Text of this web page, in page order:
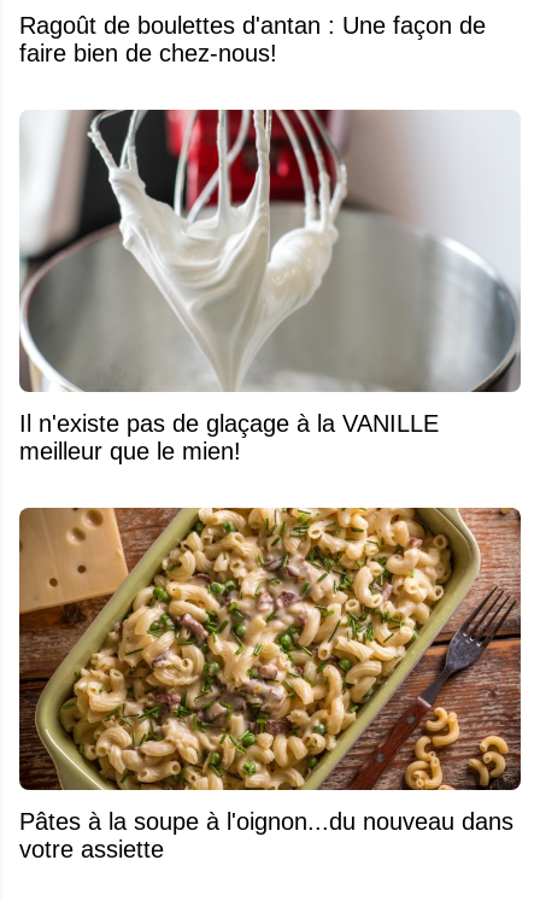
Ragoût de boulettes d'antan : Une façon de
faire bien de chez-nous!
Il n'existe pas de glaçage à la VANILLE
meilleur que le mien!
Pâtes à la soupe à l'oignon...du nouveau dans
votre assiette